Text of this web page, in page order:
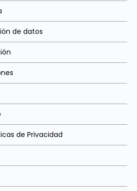
de datos
de Privacidad